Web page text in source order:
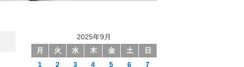
2025年9月
月
火 水 木 金 土
日
1
2 3 4 5 6
7